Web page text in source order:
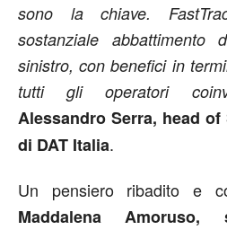
sono la chiave.
sostanziale
sinistro, con benefici in
tutti gli operatori
Alessandro Serra, head
di DAT Italia.
Un pensiero ribadito e
Maddalena